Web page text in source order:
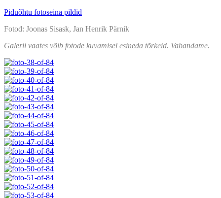
Piduõhtu fotoseina pildid
Fotod: Joonas Sisask, Jan Henrik Pärnik
Galerii vaates võib fotode kuvamisel esineda tõrkeid. Vabandame.